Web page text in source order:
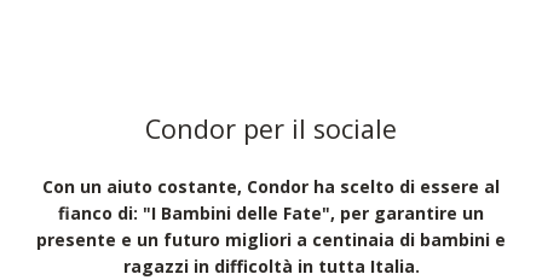
Condor per il sociale
Con un aiuto costante, Condor ha scelto di essere al
fianco di: "I Bambini delle Fate", per garantire un
presente e un futuro migliori a centinaia di bambini e
ragazzi in difficoltà in tutta Italia.